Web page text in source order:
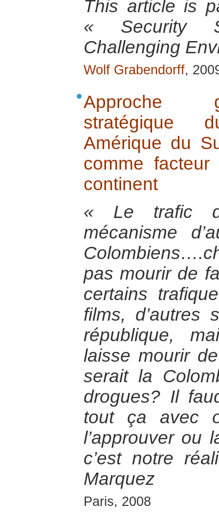
This article is
« Security
Challenging
Wolf Grabendorff,
Approche
stratégique
Amérique du
comme
continent
« Le trafic
mécanisme
pas mourir de
certains
films, d’autres
république,
laisse mourir
serait la
drogues? Il
tout ça avec
l’approuver ou
c’est notre
Marquez
Paris, 2008